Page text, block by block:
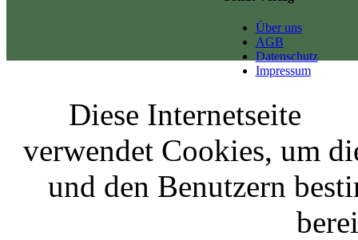
Über uns
AGB
Datenschutz
Impressum
Diese Internetseite
verwendet Cookies, um
und den Benutzern